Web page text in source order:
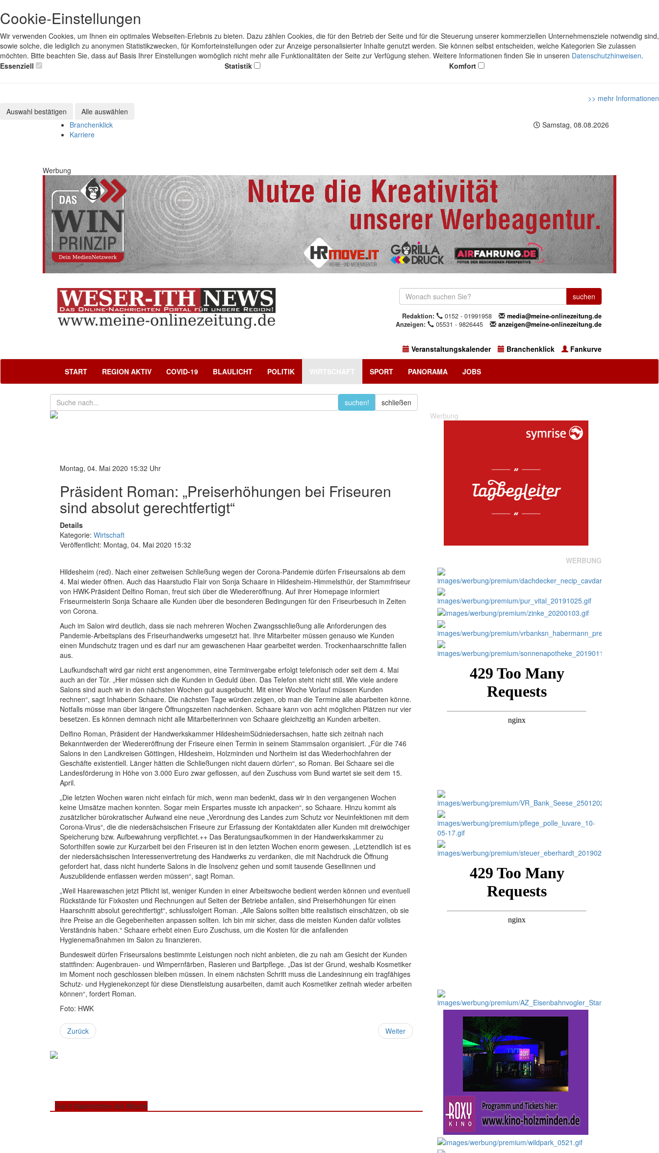
Cookie-Einstellungen
Wir verwenden Cookies, um Ihnen ein optimales Webseiten-Erlebnis zu bieten. Dazu zählen Cookies, die für den Betrieb der Seite und für die Steuerung unserer kommerziellen Unternehmensziele notwendig sind,
sowie solche, die lediglich zu anonymen Statistikzwecken, für Komforteinstellungen oder zur Anzeige personalisierter Inhalte genutzt werden. Sie können selbst entscheiden, welche Kategorien Sie zulassen
möchten. Bitte beachten Sie, dass auf Basis Ihrer Einstellungen womöglich nicht mehr alle Funktionalitäten der Seite zur Verfügung stehen. Weitere Informationen finden Sie in unseren Datenschutzhinweisen.
Essenziell
Statistik Komfort
>> mehr Informationen
Auswahl bestätigen
Alle auswählen
Branchenklick
Karriere
Samstag, 08.08.2026
Werbung
Redaktion: 0152 - 01991958
media@meine-onlinezeitung.de
Anzeigen:
05531 - 9826445 anzeigen@meine-onlinezeitung.de
Veranstaltungskalender Branchenklick Fankurve
START REGION AKTIV COVID-19 BLAULICHT POLITIK WIRTSCHAFT SPORT PANORAMA JOBS
suchen! schließen
Montag, 04. Mai 2020 15:32 Uhr
Präsident Roman: „Preiserhöhungen bei Friseuren
sind absolut gerechtfertigt“
Details
Kategorie: Wirtschaft
Veröffentlicht: Montag, 04. Mai 2020 15:32
Hildesheim (red). Nach einer zeitweisen Schließung wegen der Corona-Pandemie dürfen Friseursalons ab dem
4. Mai wieder öffnen. Auch das Haarstudio Flair von Sonja Schaare in Hildesheim-Himmelsthür, der Stammfriseur
von HWK-Präsident Delfino Roman, freut sich über die Wiedereröffnung. Auf ihrer Homepage informiert
Friseurmeisterin Sonja Schaare alle Kunden über die besonderen Bedingungen für den Friseurbesuch in Zeiten
von Corona.
Auch im Salon wird deutlich, dass sie nach mehreren Wochen Zwangsschließung alle Anforderungen des
Pandemie-Arbeitsplans des Friseurhandwerks umgesetzt hat. Ihre Mitarbeiter müssen genauso wie Kunden
einen Mundschutz tragen und es darf nur am gewaschenen Haar gearbeitet werden. Trockenhaarschnitte fallen
aus.
Laufkundschaft wird gar nicht erst angenommen, eine Terminvergabe erfolgt telefonisch oder seit dem 4. Mai
auch an der Tür. „Hier müssen sich die Kunden in Geduld üben. Das Telefon steht nicht still. Wie viele andere
Salons sind auch wir in den nächsten Wochen gut ausgebucht. Mit einer Woche Vorlauf müssen Kunden
rechnen“, sagt Inhaberin Schaare. Die nächsten Tage würden zeigen, ob man die Termine alle abarbeiten könne.
Notfalls müsse man über längere Öffnungszeiten nachdenken. Schaare kann von acht möglichen Plätzen nur vier
besetzen. Es können demnach nicht alle Mitarbeiterinnen von Schaare gleichzeitig an Kunden arbeiten.
Delfino Roman, Präsident der Handwerkskammer HildesheimSüdniedersachsen, hatte sich zeitnah nach
Bekanntwerden der Wiedereröffnung der Friseure einen Termin in seinem Stammsalon organisiert. „Für die 746
Salons in den Landkreisen Göttingen, Hildesheim, Holzminden und Northeim ist das Wiederhochfahren der
Geschäfte existentiell. Länger hätten die Schließungen nicht dauern dürfen“, so Roman. Bei Schaare sei die
Landesförderung in Höhe von 3.000 Euro zwar geflossen, auf den Zuschuss vom Bund wartet sie seit dem 15.
April.
„Die letzten Wochen waren nicht einfach für mich, wenn man bedenkt, dass wir in den vergangenen Wochen
keine Umsätze machen konnten. Sogar mein Erspartes musste ich anpacken“, so Schaare. Hinzu kommt als
zusätzlicher bürokratischer Aufwand eine neue „Verordnung des Landes zum Schutz vor Neuinfektionen mit dem
Corona-Virus“, die die niedersächsischen Friseure zur Erfassung der Kontaktdaten aller Kunden mit dreiwöchiger
Speicherung bzw. Aufbewahrung verpflichtet.++ Das Beratungsaufkommen in der Handwerkskammer zu
Soforthilfen sowie zur Kurzarbeit bei den Friseuren ist in den letzten Wochen enorm gewesen. „Letztendlich ist es
der niedersächsischen Interessenvertretung des Handwerks zu verdanken, die mit Nachdruck die Öffnung
gefordert hat, dass nicht hunderte Salons in die Insolvenz gehen und somit tausende Gesellinnen und
Auszubildende entlassen werden müssen“, sagt Roman.
„Weil Haarewaschen jetzt Pflicht ist, weniger Kunden in einer Arbeitswoche bedient werden können und eventuell
Rückstände für Fixkosten und Rechnungen auf Seiten der Betriebe anfallen, sind Preiserhöhungen für einen
Haarschnitt absolut gerechtfertigt“, schlussfolgert Roman. „Alle Salons sollten bitte realistisch einschätzen, ob sie
ihre Preise an die Gegebenheiten anpassen sollten. Ich bin mir sicher, dass die meisten Kunden dafür vollstes
Verständnis haben.“ Schaare erhebt einen Euro Zuschuss, um die Kosten für die anfallenden
Hygienemaßnahmen im Salon zu finanzieren.
Bundesweit dürfen Friseursalons bestimmte Leistungen noch nicht anbieten, die zu nah am Gesicht der Kunden
stattfinden: Augenbrauen- und Wimpernfärben, Rasieren und Bartpflege. „Das ist der Grund, weshalb Kosmetiker
im Moment noch geschlossen bleiben müssen. In einem nächsten Schritt muss die Landesinnung ein tragfähiges
Schutz- und Hygienekonzept für diese Dienstleistung ausarbeiten, damit auch Kosmetiker zeitnah wieder arbeiten
können“, fordert Roman.
Foto: HWK
Zurück Weiter
Top 5 Nachrichten der Woche
Werbung
WERBUNG